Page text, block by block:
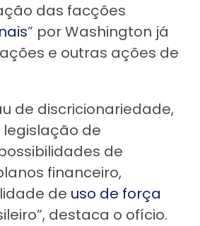
das facções
” por Washington já
e outras ações de
de discricionariedade,
de
de
financeiro,
de uso de força
destaca o ofício.